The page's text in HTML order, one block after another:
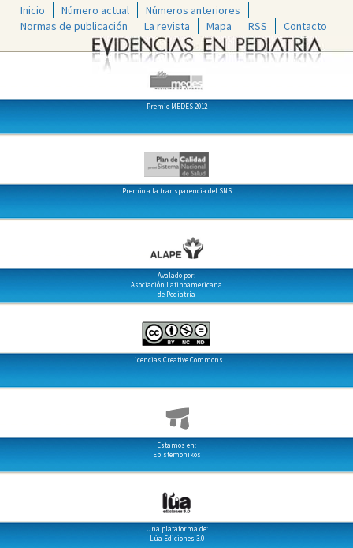
Inicio Número actual
Números anteriores
Normas de publicación
La revista Mapa RSS Contacto
Premio MEDES 2012
Premio a la transparencia del SNS
Avalado por:
Asociación Latinoamericana
de Pediatría
Licencias Creative Commons
Estamos en:
Epistemonikos
Una plataforma de:
Lúa Ediciones 3.0